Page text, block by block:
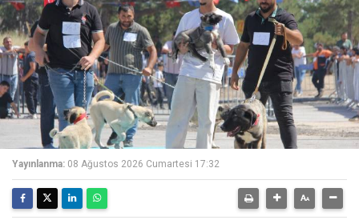
Yayınlanma: 08 Ağustos 2026 Cumartesi 17:32